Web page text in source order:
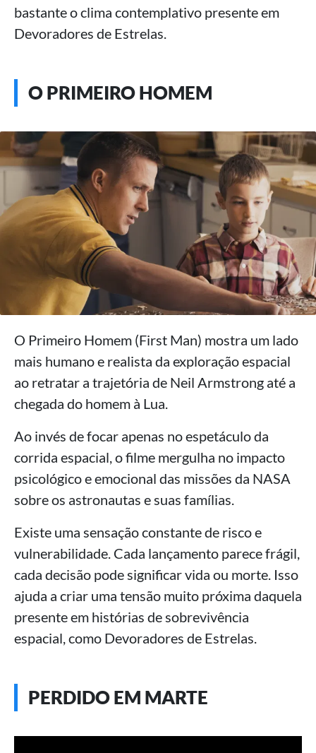
bastante o clima contemplativo presente em
Devoradores de Estrelas.
O PRIMEIRO HOMEM
O Primeiro Homem (First Man) mostra um lado
mais humano e realista da exploração espacial
ao retratar a trajetória de Neil Armstrong até a
chegada do homem à Lua.
Ao invés de focar apenas no espetáculo da
corrida espacial, o filme mergulha no impacto
psicológico e emocional das missões da NASA
sobre os astronautas e suas famílias.
Existe uma sensação constante de risco e
vulnerabilidade. Cada lançamento parece frágil,
cada decisão pode significar vida ou morte. Isso
ajuda a criar uma tensão muito próxima daquela
presente em histórias de sobrevivência
espacial, como Devoradores de Estrelas.
PERDIDO EM MARTE